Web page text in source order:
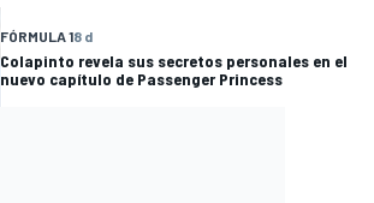
FÓRMULA 18 d
Colapinto revela sus secretos personales en el
nuevo capítulo de Passenger Princess